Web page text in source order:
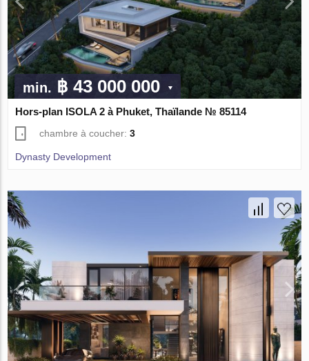
min. ฿ 43 000 000
Hors-plan ISOLA 2 à Phuket, Thaïlande № 85114
chambre à coucher:3
Dynasty Development